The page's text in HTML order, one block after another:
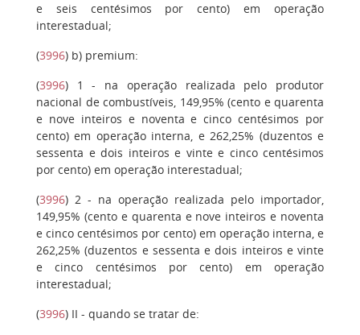
e seis centésimos por cento) em operação
interestadual;
(3996) b) premium:
(3996) 1
- na operação realizada pelo produtor
nacional de combustíveis, 149,95% (cento e quarenta
e nove inteiros e noventa e cinco centésimos por
cento) em operação interna, e 262,25% (duzentos e
sessenta e dois inteiros e vinte e cinco centésimos
por cento) em operação interestadual;
(3996) 2 - na operação realizada pelo importador,
149,95% (cento e quarenta e nove inteiros e noventa
e cinco centésimos por cento) em operação interna, e
262,25% (duzentos e sessenta e dois inteiros e vinte
e cinco centésimos por cento) em operação
interestadual;
(3996) II - quando se tratar de: